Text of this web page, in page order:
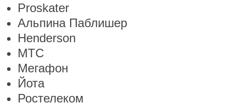
Proskater
Альпина Паблишер
Henderson
МТС
Мегафон
Йота
Ростелеком